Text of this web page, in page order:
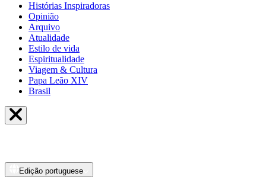
Histórias Inspiradoras
Opinião
Arquivo
Atualidade
Estilo de vida
Espiritualidade
Viagem & Cultura
Papa Leão XIV
Brasil
Edição portuguese